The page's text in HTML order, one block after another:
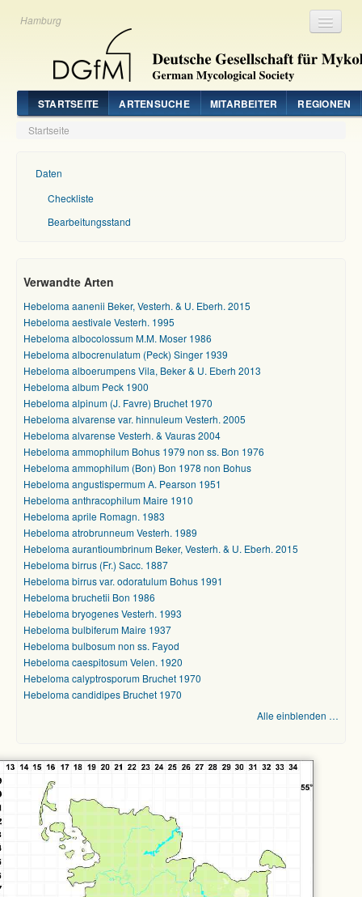
Hamburg
STARTSEITE ARTENSUCHE MITARBEITER REGIONEN
Startseite
Daten
Checkliste
Bearbeitungsstand
Verwandte Arten
Hebeloma aanenii Beker, Vesterh. & U. Eberh. 2015
Hebeloma aestivale Vesterh. 1995
Hebeloma albocolossum M.M. Moser 1986
Hebeloma albocrenulatum (Peck) Singer 1939
Hebeloma alboerumpens Vila, Beker & U. Eberh 2013
Hebeloma album Peck 1900
Hebeloma alpinum (J. Favre) Bruchet 1970
Hebeloma alvarense var. hinnuleum Vesterh. 2005
Hebeloma alvarense Vesterh. & Vauras 2004
Hebeloma ammophilum Bohus 1979 non ss. Bon 1976
Hebeloma ammophilum (Bon) Bon 1978 non Bohus
Hebeloma angustispermum A. Pearson 1951
Hebeloma anthracophilum Maire 1910
Hebeloma aprile Romagn. 1983
Hebeloma atrobrunneum Vesterh. 1989
Hebeloma aurantioumbrinum Beker, Vesterh. & U. Eberh. 2015
Hebeloma birrus (Fr.) Sacc. 1887
Hebeloma birrus var. odoratulum Bohus 1991
Hebeloma bruchetii Bon 1986
Hebeloma bryogenes Vesterh. 1993
Hebeloma bulbiferum Maire 1937
Hebeloma bulbosum non ss. Fayod
Hebeloma caespitosum Velen. 1920
Hebeloma calyptrosporum Bruchet 1970
Hebeloma candidipes Bruchet 1970
Alle einblenden …